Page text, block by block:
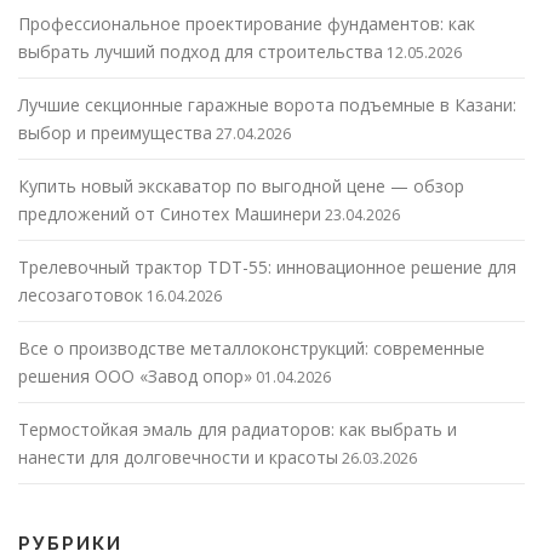
Профессиональное проектирование фундаментов: как
выбрать лучший подход для строительства 12.05.2026
Лучшие секционные гаражные ворота подъемные в Казани:
выбор и преимущества 27.04.2026
Купить новый экскаватор по выгодной цене — обзор
предложений от Синотех Машинери 23.04.2026
Трелевочный трактор TDT-55: инновационное решение для
лесозаготовок 16.04.2026
Все о производстве металлоконструкций: современные
решения ООО «Завод опор» 01.04.2026
Термостойкая эмаль для радиаторов: как выбрать и
нанести для долговечности и красоты 26.03.2026
РУБРИКИ